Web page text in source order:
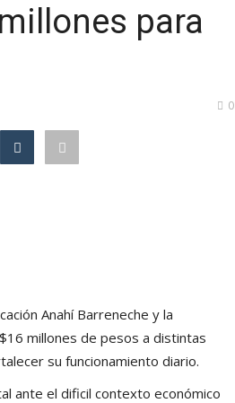
para
0
Anahí Barreneche y la
millones de pesos a distintas
su funcionamiento diario.
ante el dificil contexto económico